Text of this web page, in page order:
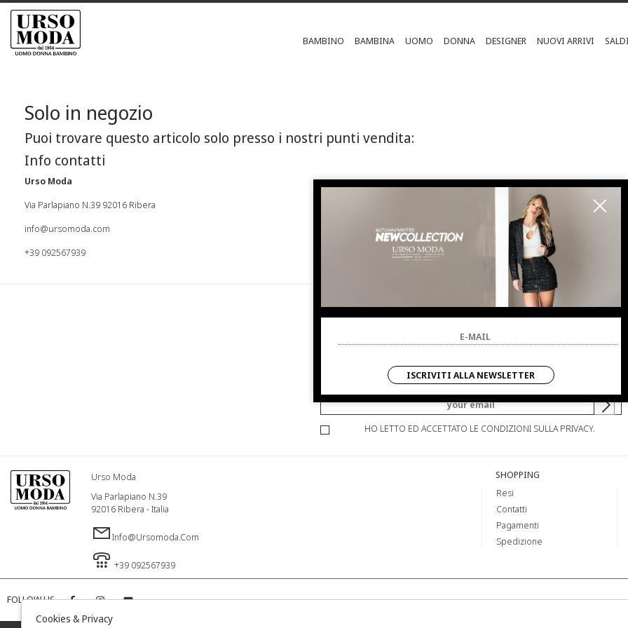
BAMBINO BAMBINA UOMO DONNA DESIGNER NUOVI ARRIVI SALDI
Solo in negozio
Puoi trovare questo articolo solo presso i nostri punti vendita:
Info contatti
Urso Moda
Via Parlapiano N.39 92016 Ribera
info@ursomoda.com
+39 092567939
ISCRIVITI ALLA
NEWSLETTER
SARAI SEMPRE AGGIORNATO SU OFFERTE E PROMOZIONI.
HO LETTO ED ACCETTATO LE CONDIZIONI SULLA PRIVACY.
Urso Moda
Via Parlapiano N.39
92016 Ribera - Italia
Info@ursomoda.com
+39 092567939
SHOPPING
Resi
Contatti
Pagamenti
Spedizione
FOLLOW US
ISCRIVITI ALLA NEWSLETTER
Cookies & Privacy